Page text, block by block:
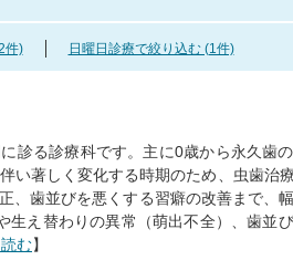
件) 日曜日診療で絞り込む (1件)
診る診療科です。主に0歳から永久歯
い著しく変化する時期のため、虫歯治
、歯並びを悪くする習癖の改善まで、
生え替わりの異常（萌出不全）、歯並
む】